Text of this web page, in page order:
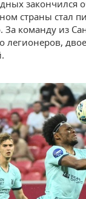
закончился
страны стал
команду из
легионеров,